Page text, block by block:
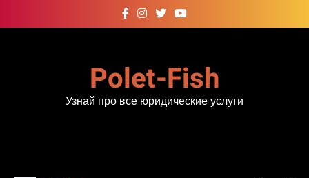
к
Polet-Fish
Узнай про все юридические услуги